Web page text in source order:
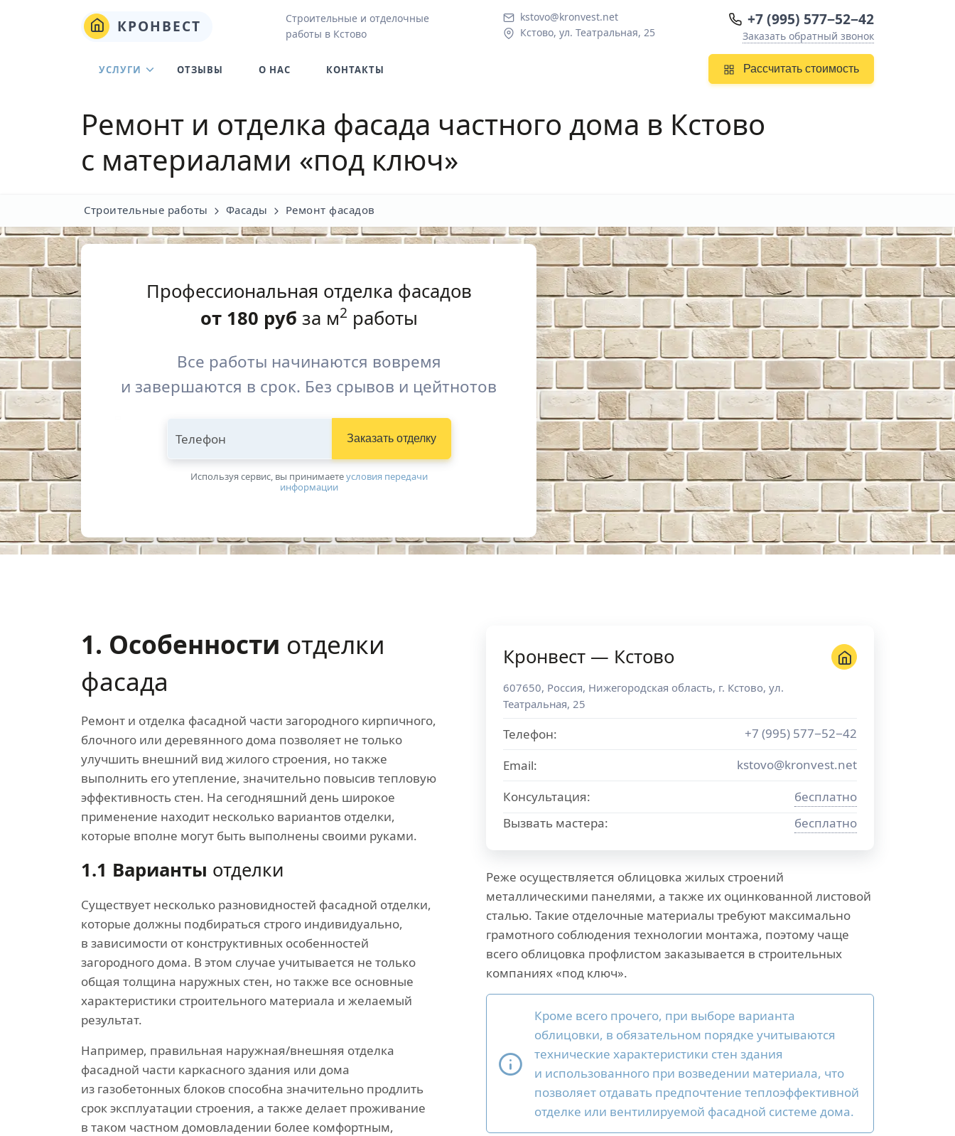
КРОНВЕСТ
Строительные и отделочные
работы в Кстово
kstovo@kronvest.net
Кстово, ул. Театральная, 25
+7 (995) 577−52−42
Заказать обратный звонок
Рассчитать стоимость
УСЛУГИ ОТЗЫВЫ О НАС КОНТАКТЫ
Ремонт и отделка фасада частного дома в Кстово
с материалами «под ключ»
Строительные работы Фасады Ремонт фасадов
Профессиональная отделка фасадов
от 180 руб за м2 работы
Все работы начинаются вовремя
и завершаются в срок. Без срывов и цейтнотов
Телефон Заказатьотделку
Используя сервис, вы принимаетeусловия передачи
информации
1. Особенности отделки
фасада
Ремонт и отделка фасадной части загородного кирпичного,
блочного или деревянного дома позволяет не только
улучшить внешний вид жилого строения, но также
выполнить его утепление, значительно повысив тепловую
эффективность стен. На сегодняшний день широкое
применение находит несколько вариантов отделки,
которые вполне могут быть выполнены своими руками.
1.1 Варианты отделки
Существует несколько разновидностей фасадной отделки,
которые должны подбираться строго индивидуально,
в зависимости от конструктивных особенностей
загородного дома. В этом случае учитывается не только
общая толщина наружных стен, но также все основные
характеристики строительного материала и желаемый
результат.
Например, правильная наружная/внешняя отделка
фасадной части каркасного здания или дома
из газобетонных блоков способна значительно продлить
срок эксплуатации строения, а также делает проживание
в таком частном домовладении более комфортным,
Кронвест — Кстово
607650, Россия, Нижегородская область, г. Кстово, ул.
Театральная, 25
Телефон:
+7 (995) 577−52−42
Email:
kstovo@kronvest.net
Консультация:
бесплатно
Вызвать мастера:
бесплатно
Реже осуществляется облицовка жилых строений
металлическими панелями, а также их оцинкованной листовой
сталью. Такие отделочные материалы требуют максимально
грамотного соблюдения технологии монтажа, поэтому чаще
всего облицовка профлистом заказывается в строительных
компаниях «под ключ».
Кроме всего прочего, при выборе варианта
облицовки, в обязательном порядке учитываются
технические характеристики стен здания
и использованного при возведении материала, что
позволяет отдавать предпочтение теплоэффективной
отделке или вентилируемой фасадной системе дома.